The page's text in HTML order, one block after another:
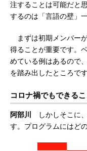
注することは可能だと
するのは「言語の壁」
まずは初期メンバー
得ることが重要です。
めている例はあるので
を踏み出したところです
コロナ禍でもできる
阿部川
しかしそこに
す。プログラムにはど